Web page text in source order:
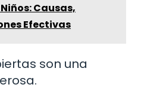
Causas,
Efectivas
son una